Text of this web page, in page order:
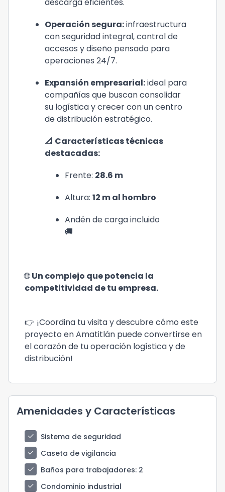
Operación segura: infraestructura
con seguridad integral, control de
accesos y diseño pensado para
operaciones 24/7.
Expansión empresarial: ideal para
compañías que buscan consolidar
su logística y crecer con un centro
de distribución estratégico.
📐 Características técnicas
destacadas:
Frente: 28.6 m
Altura: 12 m al hombro
Andén de carga incluido
🚚
🌐 Un complejo que potencia la
competitividad de tu empresa.
👉 ¡Coordina tu visita y descubre cómo este
proyecto en Amatitlán puede convertirse en
el corazón de tu operación logística y de
distribución!
Amenidades y Características
check
Sistema de seguridad
check
Caseta de vigilancia
check
Baños para trabajadores: 2
check
Condominio industrial